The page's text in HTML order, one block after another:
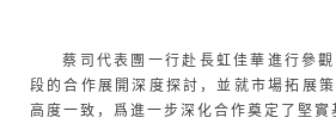
蔡司代表團一行赴長虹佳華進行參
段的合作展開深度探討，並就市場拓展
高度一致，爲進一步深化合作奠定了堅實